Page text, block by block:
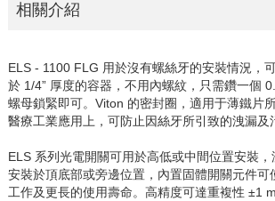
相關介紹
ELS - 1100 FLG 用於沒有螺絲牙的安裝情況，
於 1/4” 厚度的容器，不用內螺紋，只需鑽一個
螺母鎖緊即可。Viton 的密封圈，適用于薄鐵片
醫療工業應用上，可防止因絲牙所引致的洩漏及
ELS 系列光電開關可用於高低或中間位置安裝
安裝於頂底部或旁邊位置，內置固體開關元件可
工作及更長的使用壽命。高精度可達重複性 ±1